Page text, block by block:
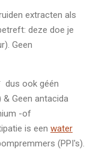
extracten als
deze doe je
Geen
dus ook géén
Geen antacida
-of
is een water
(PPI's).